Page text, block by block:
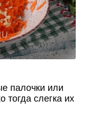
палочки или
тогда слегка их